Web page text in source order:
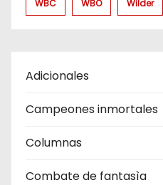
WBC WBO Wilder
Adicionales
Campeones inmortales
Columnas
Combate de fantasìa